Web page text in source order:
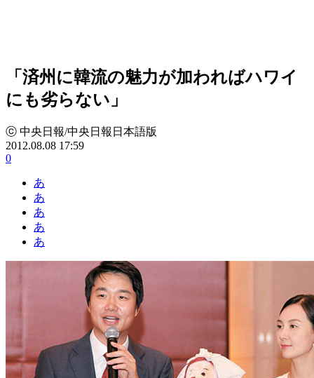
「済州に韓流の魅力が加わればハワイ
にも劣らない」
ⓒ 中央日報/中央日報日本語版
2012.08.08 17:59
0
あ
あ
あ
あ
あ